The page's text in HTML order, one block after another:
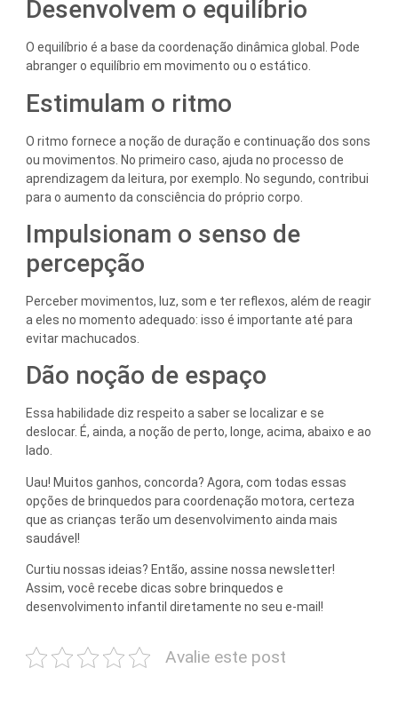
Desenvolvem o equilíbrio
O equilíbrio é a base da coordenação dinâmica global. Pode
abranger o equilíbrio em movimento ou o estático.
Estimulam o ritmo
O ritmo fornece a noção de duração e continuação dos sons
ou movimentos. No primeiro caso, ajuda no processo de
aprendizagem da leitura, por exemplo. No segundo, contribui
para o aumento da consciência do próprio corpo.
Impulsionam o senso de
percepção
Perceber movimentos, luz, som e ter reflexos, além de reagir
a eles no momento adequado: isso é importante até para
evitar machucados.
Dão noção de espaço
Essa habilidade diz respeito a saber se localizar e se
deslocar. É, ainda, a noção de perto, longe, acima, abaixo e ao
lado.
Uau! Muitos ganhos, concorda? Agora, com todas essas
opções de brinquedos para coordenação motora, certeza
que as crianças terão um desenvolvimento ainda mais
saudável!
Curtiu nossas ideias? Então, assine nossa newsletter!
Assim, você recebe dicas sobre brinquedos e
desenvolvimento infantil diretamente no seu e-mail!
Avalie este post